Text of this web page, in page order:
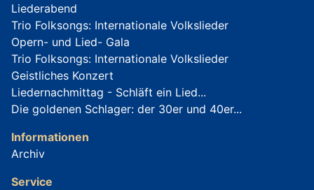
Liederabend
Trio Folksongs: Internationale Volkslieder
Opern- und Lied- Gala
Trio Folksongs: Internationale Volkslieder
Geistliches Konzert
Liedernachmittag - Schläft ein Lied...
Die goldenen Schlager: der 30er und 40er...
Informationen
Archiv
Service